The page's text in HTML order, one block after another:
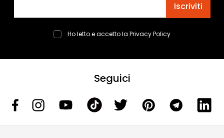
Iscriviti
Ho letto e accetto la Privacy Policy
Seguici